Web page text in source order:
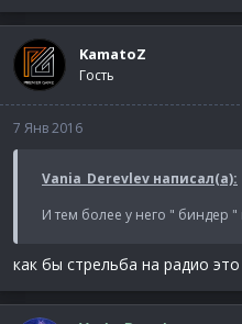
KamatoZ
Гость
7 Янв 2016
Vania_Derevlev написал(а):
И тем более у него " биндер "
как бы стрельба на радио